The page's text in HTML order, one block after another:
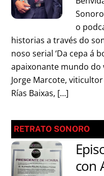
o
historias a través do
noso serial ‘Da cepa á
apaixonante mundo do
Jorge Marcote,
Rías Baixas, […]
RETRATO SONORO
con